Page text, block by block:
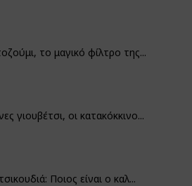
το μαγικό φίλτρο της...
γιουβέτσι, οι κατακόκκινο...
Ποιος είναι ο καλ...